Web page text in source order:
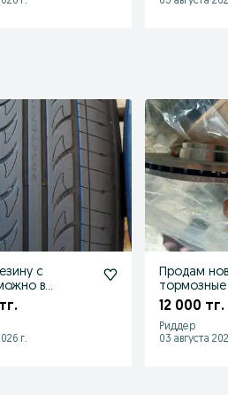
с
в
г.
Продам
тормозные
передние
12 000 тг.
Риддер
03 августа